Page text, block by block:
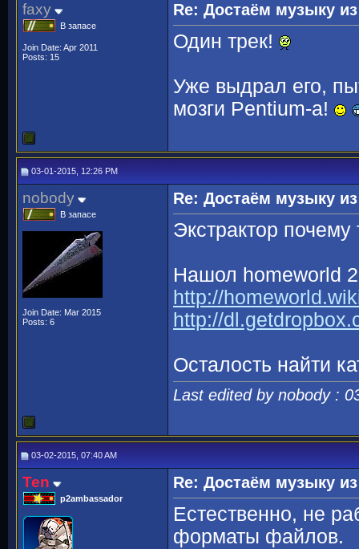
faxy
В запасе
Join Date: Apr 2011
Posts: 15
Re: Достаём музыку
Один трек!
Уже выдрал его,
мозги Pentium-а!
03-01-2015, 12:26 PM
nobody
В запасе
Join Date: Mar 2015
Posts: 6
Re: Достаём музыку
Экстрактор
Нашол homeworld
http://
http://
Осталость найти
Last edited by nobody :
03-02-2015, 07:40 AM
Ten
p2ambassador
Re: Достаём музыку
Естественно, не
форматы файлов.